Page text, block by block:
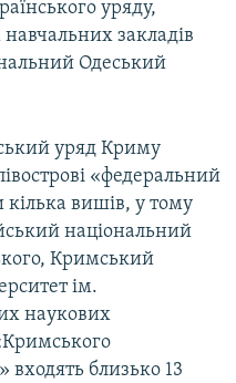
уряду,
закладів
Одеський
уряд Криму
«федеральний
кілька вишів, у тому
національний
Кримський
ім.
наукових
входять близько 13